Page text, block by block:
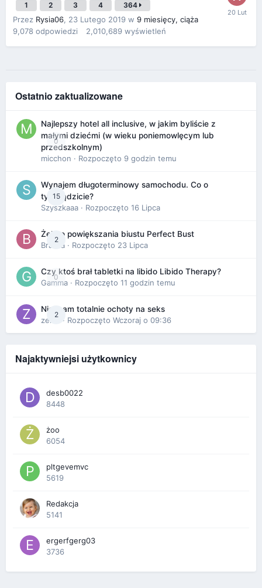
1 2 3 4 364
Przez Rysia06, 23 Lutego 2019 w 9 miesięcy, ciąża
9,078 odpowiedzi 2,010,689 wyświetleń
Ostatnio zaktualizowane
0
Najlepszy hotel all inclusive, w jakim byliście z
małymi dziećmi (w wieku poniemowlęcym lub
przedszkolnym)
micchon · Rozpoczęto 9 godzin temu
15
Wynajem długoterminowy samochodu. Co o
tym sądzicie?
Szyszkaaa · Rozpoczęto 16 Lipca
2
Żel do powiększania biustu Perfect Bust
Bravva · Rozpoczęto 23 Lipca
0
Czy ktoś brał tabletki na libido Libido Therapy?
Gamma · Rozpoczęto 11 godzin temu
2
Nie mam totalnie ochoty na seks
zenla · Rozpoczęto Wczoraj o 09:36
Najaktywniejsi użytkownicy
desb0022
8448
żoo
6054
pltgevemvc
5619
Redakcja
5141
ergerfgerg03
3736